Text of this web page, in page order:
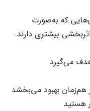
که به‌صورت
بیشتری دارند.
می‌گیرد
هم‌زمان بهبود می‌بخشد
هستید